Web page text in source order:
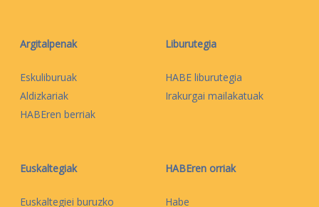
Argitalpenak
Eskuliburuak
Aldizkariak
HABEren berriak
Liburutegia
HABE liburutegia
Irakurgai mailakatuak
Euskaltegiak
Euskaltegiei buruzko
HABEren orriak
Habe